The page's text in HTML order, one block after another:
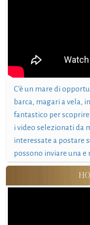
C'è un mare di
barca, magari a vela,
fantastico per
i video selezionati da
interessate a postare
possono inviare una e